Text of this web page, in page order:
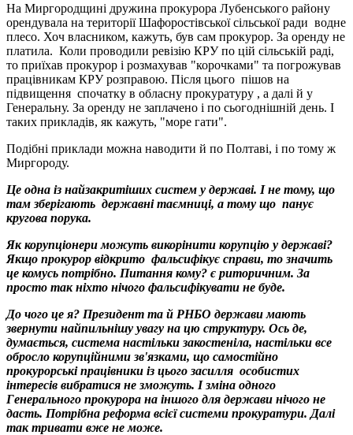
На Миргородщині дружина прокурора Лубенського району
орендувала на території Шафоростівської сільської ради водне
плесо. Хоч власником, кажуть, був сам прокурор. За оренду не
платила. Коли проводили ревізію КРУ по цій сільській раді,
то приїхав прокурор і розмахував "корочками" та погрожував
працівникам КРУ розправою. Після цього пішов на
підвищення спочатку в обласну прокуратуру , а далі й у
Генеральну. За оренду не заплачено і по сьогоднішній день. І
таких прикладів, як кажуть, "море гати".
Подібні приклади можна наводити й по Полтаві, і по тому ж
Миргороду.
Це одна із найзакритіших систем у державі. І не тому, що
там зберігають державні таємниці, а тому що панує
кругова порука.
Як корупціонери можуть викорінити корупцію у державі?
Якщо прокурор відкрито фальсифікує справи, то значить
це комусь потрібно. Питання кому? є риторичним. За
просто так ніхто нічого фальсифікувати не буде.
До чого це я? Президент та й РНБО держави мають
звернути найпильнішу увагу на цю структуру. Ось де,
думається, система настільки закостеніла, настільки все
обросло корупційними зв'язками, що самостійно
прокурорські працівники із цього засилля особистих
інтересів вибратися не зможуть. І зміна одного
Генерального прокурора на іншого для держави нічого не
дасть. Потрібна реформа всієї системи прокуратури. Далі
так тривати вже не може.